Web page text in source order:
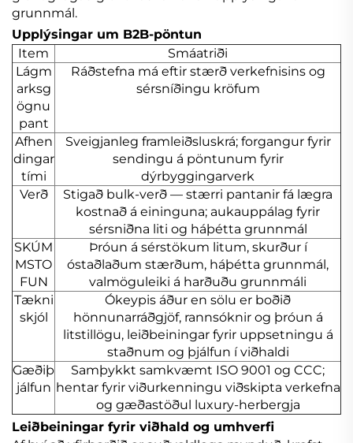
grunnmál.
Upplýsingar um B2B-pöntun
Item
Smáatriði
Lágm
arksg
ögnu
pant
Ráðstefna má eftir stærð verkefnisins og
sérsníðingu kröfum
Afhen
dingar
tími
Sveigjanleg framleiðsluskrá; forgangur fyrir
sendingu á pöntunum fyrir
dýrbyggingarverk
Verð
Stigað bulk-verð — stærri pantanir fá lægra
kostnað á eininguna; aukauppálag fyrir
sérsniðna liti og háþétta grunnmál
SKÚM
MSTO
FUN
Þróun á sérstökum litum, skurður í
óstaðlaðum stærðum, háþétta grunnmál,
valmöguleiki á harðuðu grunnmáli
Tækni
skjól
Ókeypis áður en sölu er boðið
hönnunarráðgjöf, rannsóknir og þróun á
litstillögu, leiðbeiningar fyrir uppsetningu á
staðnum og þjálfun í viðhaldi
Gæðiþ
jálfun
Samþykkt samkvæmt ISO 9001 og CCC;
hentar fyrir viðurkenningu viðskipta verkefna
og gæðastöðul luxury-herbergja
Leiðbeiningar fyrir viðhald og umhverfi